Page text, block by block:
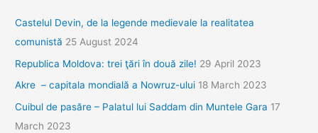
Castelul Devin, de la legende medievale la realitatea
comunistă 25 August 2024
Republica Moldova: trei ţări în două zile! 29 April 2023
Akre – capitala mondială a Nowruz-ului 18 March 2023
Cuibul de pasăre – Palatul lui Saddam din Muntele Gara 17
March 2023